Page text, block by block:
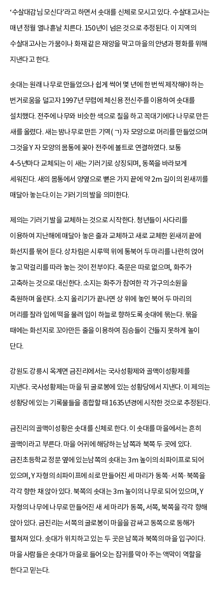
‘수살대감님 모신다’라고 하면서 솟대를 신체로 모시고 있다. 수살대고사는
매년 정월 열나흗날 치른다. 150년이 넘은 것으로 추정된다. 이 지역의
수살대고사는 가뭄이나 화재 같은 재앙을 막고 마을의 안녕과 평화를 위해
지낸다고 한다.
솟대는 원래 나무로 만들었으나 쉽게 썩어 몇 년에 한 번씩 제작해야 하는
번거로움을 덜고자 1997년 무렵에 체신용 전신주를 이용하여 솟대를
설치했다. 전주에 나무와 비슷한 색으로 칠을 하고 꼭대기에다 나무로 만든
새를 올렸다. 새는 밤나무로 만든 기역(ㄱ) 자 모양으로 머리를 만들었으며
그것을 Y 자 모양의 몸통에 꽂아 전주에 볼트로 연결하였다. 보통
4~5년마다 교체되는 이 새는 기러기로 상징되며, 동쪽을 바라보게
세워진다. 새의 몸통에서 양옆으로 뻗은 가지 끝에 약 2m 길이의 왼새끼를
매달아 놓는다.이는 기러기의 발을 의미한다.
제의는 기러기 발을 교체하는 것으로 시작한다. 청년들이 사다리를
이용하여 지난해에 매달아 놓은 줄과 교체하고 새로 교체한 왼새끼 끝에
화선지를 묶어 둔다. 상차림은 시루떡 위에 통북어 두 마리를 나란히 얹어
놓고 막걸리를 따라 놓는 것이 전부이다. 축문은 따로 없으며, 화주가
고축하는 것으로 대신한다. 소지는 화주가 참여한 각 가구의소원을
축원하며 올린다. 소지 올리기가 끝나면 상 위에 놓인 북어 두 마리의
머리를 잘라 입에 떡을 물려 입이 하늘로 향하도록 솟대에 묶는다. 묶을
때에는 화선지로 꼬아만든 줄을 이용하여 짐승들이 건들지 못하게 높이
단다.
강원도 강릉시 옥계면 금진리에서는 국사성황제와 골맥이성황제를
지낸다. 국사성황제는 마을 뒤 굴로봉에 있는 성황당에서 지낸다. 이 제의는
성황당에 있는 기록물들을 종합할 때 1635년경에 시작한 것으로 추정된다.
금진리의 골맥이성황은 솟대를 신체로 한다. 이 솟대를 마을에서는 흔히
골맥이라고 부른다. 마을 어귀에 해당하는 남쪽과 북쪽 두 곳에 있다.
금진초등학교 정문 옆에 있는남쪽의 솟대는 3m 높이의 쇠파이프로 되어
있으며, Y 자형의 쇠파이프에 쇠로 만들어진 세 마리가 동쪽·서쪽·북쪽을
각각 향한 채 앉아 있다. 북쪽의 솟대는 3m 높이의 나무로 되어 있으며, Y
자형의 나무에 나무로 만들어진 새 세 마리가 동쪽, 서쪽, 북쪽을 각각 향해
앉아 있다. 금진리는 서쪽의 굴로봉이 마을을 감싸고 동쪽으로 동해가
펼쳐져 있다. 솟대가 위치하고 있는 두 곳은 남쪽과 북쪽의 마을 입구이다.
마을 사람들은 솟대가 마을로 들어오는 잡귀를 막아 주는 액막이 역할을
한다고 믿는다.